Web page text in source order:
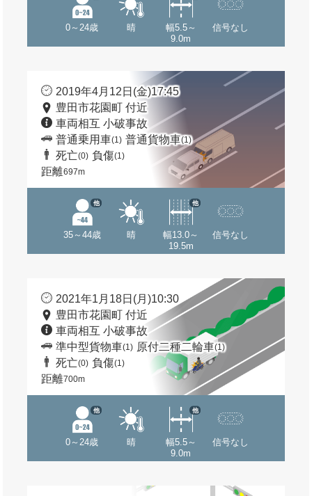
0～24歳 晴
幅5.5～
9.0m
信号なし
2019年4月12日(金)17:45
豊田市花園町 付近
車両相互 小破事故
普通乗用車(1) 普通貨物車(1)
死亡(0) 負傷(1)
距離697m
35～44歳
他
晴
幅13.0～
19.5m
他
信号なし
2021年1月18日(月)10:30
豊田市花園町 付近
車両相互 小破事故
準中型貨物車(1) 原付二種二輪車(1)
死亡(0) 負傷(1)
距離700m
0～24歳
他
晴
幅5.5～
9.0m
他
信号なし